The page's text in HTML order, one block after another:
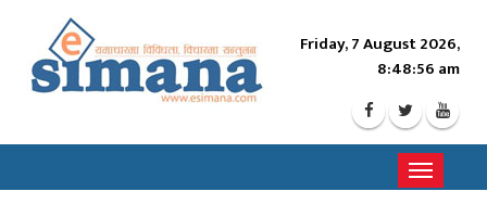
Friday, 7 August 2026,
8:48:58 am
Toggle